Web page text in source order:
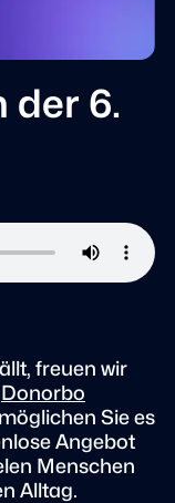
der 6.
freuen wir
Donorbo
Sie es
Angebot
Menschen
Alltag.